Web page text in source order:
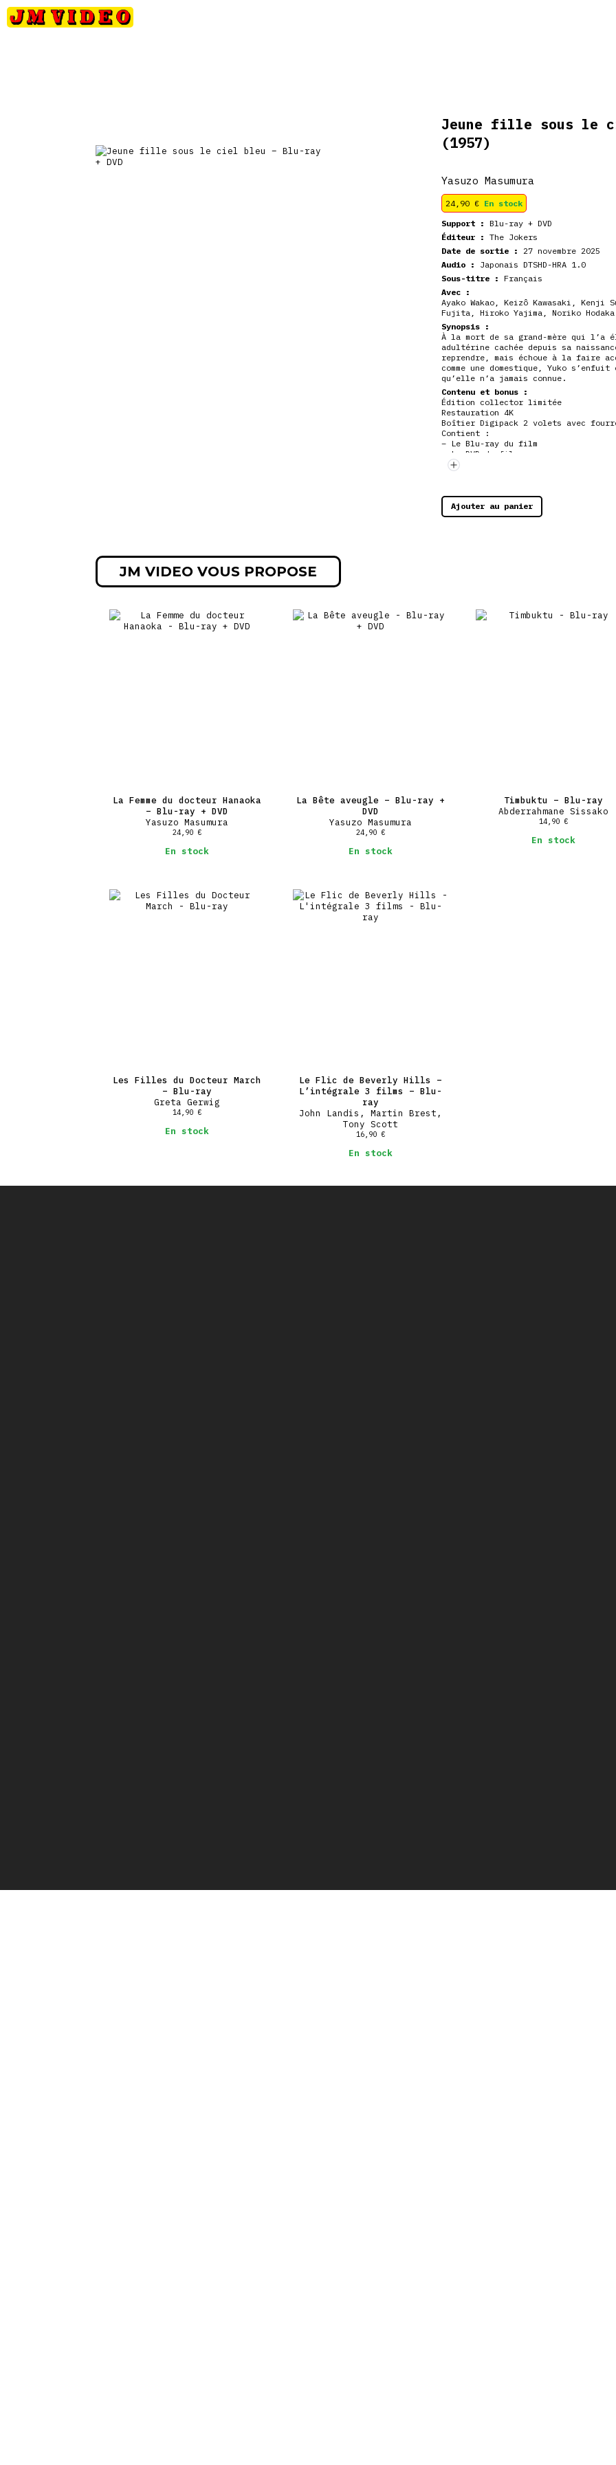
Occasions
prix
Jeune fille sous le
(1957)
Yasuzo Masumura
24,90 € En stock
Support : Blu-ray + DVD
Éditeur : The Jokers
Date de sortie :
27 novembre 2025
Audio :
Japonais DTSHD-HRA 1.0
Sous-titre : Français
Avec :
Ayako Wakao, Keizô Kawasaki, Kenji
Fujita, Hiroko Yajima, Noriko Hodaka
Synopsis :
À la mort de sa grand-mère qui l’a
adultérine cachée depuis sa
reprendre, mais échoue à la faire
comme une domestique, Yuko
qu’elle n’a jamais connue.
Contenu et bonus :
Édition collector limitée
Restauration 4K
Boîtier Digipack 2 volets avec
Contient :
– Le Blu-ray du film
– Le DVD du film
Ajouter au panier
JM VIDEO VOUS PROPOSE
La Femme du docteur Hanaoka
– Blu-ray + DVD
Yasuzo Masumura
24,90 €
En stock
La Bête aveugle – Blu-ray +
DVD
Yasuzo Masumura
24,90 €
En stock
Timbuktu – Blu-ray
Abderrahmane Sissako
14,90 €
En stock
Les Filles du Docteur March
– Blu-ray
Greta Gerwig
14,90 €
En stock
Le Flic de Beverly Hills –
L’intégrale 3 films – Blu-
ray
John Landis, Martin Brest,
Tony Scott
16,90 €
En stock